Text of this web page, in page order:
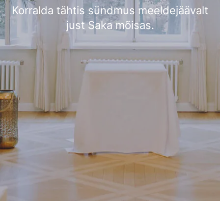
Korralda tähtis sündmus meeldejäävalt
just Saka mõisas.